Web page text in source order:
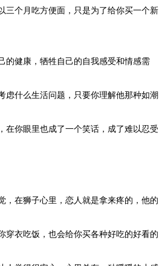
三个月吃方便面，只是为了给你买一个新
的健康，牺牲自己的自我感受和情感需
虑什么生活问题，只要你理解他那种如潮
在你眼里也成了一个笑话，成了难以忍受
，在狮子心里，恋人就是拿来疼的，他的
穿衣吃饭，也会给你买各种好吃的好看的